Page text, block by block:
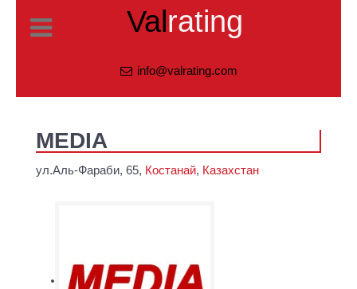
Valrating
info@valrating.com
MEDIA
ул.Аль-Фараби, 65, Костанай, Казахстан